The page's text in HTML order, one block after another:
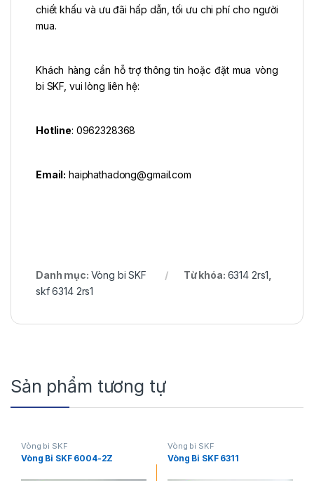
chiết khấu và ưu đãi hấp dẫn, tối ưu chi phí cho người
mua.
Khách hàng cần hỗ trợ thông tin hoặc đặt mua vòng
bi SKF, vui lòng liên hệ:
Hotline: 0962328368
Email: haiphathadong@gmail.com
Danh mục: Vòng bi SKF Từ khóa: 6314 2rs1
skf 6314 2rs1
Sản phẩm tương tự
Vòng bi SKF
Vòng Bi SKF 6004-2Z
Vòng bi SKF
Vòng Bi SKF 6311